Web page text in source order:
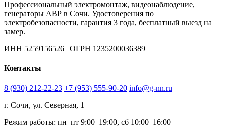
Профессиональный электромонтаж, видеонаблюдение,
генераторы АВР в Сочи. Удостоверения по
электробезопасности, гарантия 3 года, бесплатный выезд на
замер.
ИНН 5259156526 | ОГРН 1235200036389
Контакты
8 (930) 212-22-23 +7 (953) 555-90-20 info@g-nn.ru
г. Сочи, ул. Северная, 1
Режим работы: пн–пт 9:00–19:00, сб 10:00–16:00